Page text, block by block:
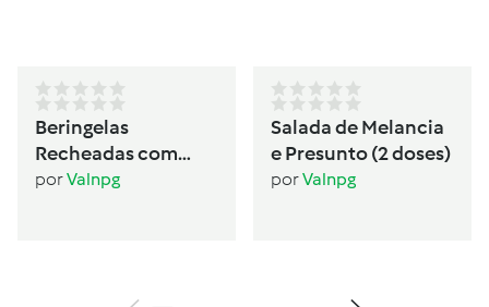
Beringelas
Recheadas com
Seitan (2 pessoas)
porValnpg
Salada de Melancia
e Presunto (2 doses)
porValnpg